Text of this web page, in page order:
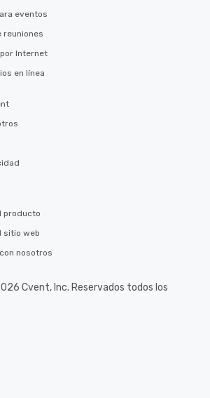
eventos
reuniones
Internet
en línea
producto
sitio web
nosotros
Cvent, Inc. Reservados todos los